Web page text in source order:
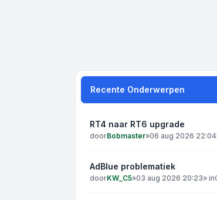
Recente Onderwerpen
RT4 naar RT6 upgrade
doorBobmaster»06 aug 2026 22:04
AdBlue problematiek
doorKW_C5»03 aug 2026 20:23» in